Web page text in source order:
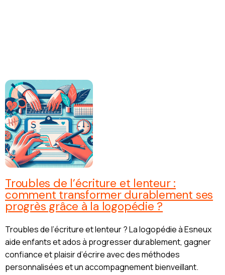
Troubles de l’écriture et lenteur :
comment transformer durablement ses
progrès grâce à la logopédie ?
Troubles de l’écriture et lenteur ? La logopédie à Esneux
aide enfants et ados à progresser durablement, gagner
confiance et plaisir d’écrire avec des méthodes
personnalisées et un accompagnement bienveillant.